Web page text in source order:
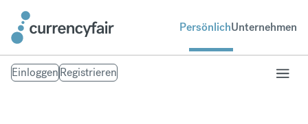
PersönlichUnternehmen
EinloggenRegistrieren